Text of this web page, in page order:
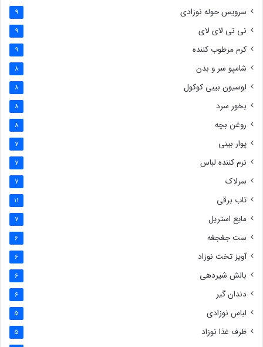
سرویس حوله نوزادی 9
نی نی لای لای 9
کرم مرطوب کننده 9
شامپو سر و بدن 8
لوسیون بیبی کوکول 8
بخور سرد 8
روغن بچه 8
پوار بینی 7
نرم کننده لباس 7
سرلاک 7
تاب برقی 11
مایع استریل 7
ست جغجغه 6
آویز تخت نوزاد 6
بالش شیردهی 6
دندان گیر 6
لباس نوزادی 5
ظرف غذا نوزاد 5